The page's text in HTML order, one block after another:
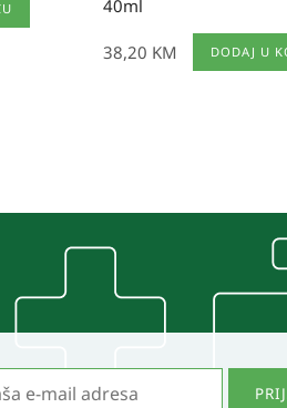
40ml
38,20 KM DODAJ U